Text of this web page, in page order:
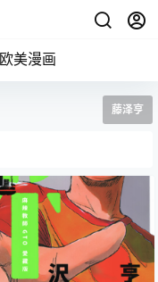
欧美漫画
藤泽亨